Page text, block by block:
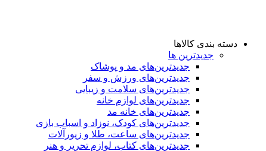
دسته بندی کالاها
جدیدترین ها
جدید‌ترین‌های مد و پوشاک
جدید‌ترین‌های ورزش و سفر
جدید‌ترین‌های سلامت و زیبایی
جدید‌ترین‌های لوازم خانه
جدیدترین‌های خانه مد
جدید‌ترین‌های کودک، نوزاد و اسباب بازی
جدید‌ترین‌های ساعت، طلا و زیورآلات
جدید‌ترین‌های کتاب، لوازم تحریر و هنر